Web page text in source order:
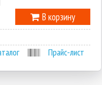
В корзину
Прайс-лист